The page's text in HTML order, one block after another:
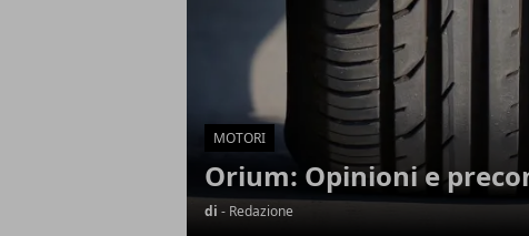
MOTORI
Orium: Opinioni e
di - Redazione